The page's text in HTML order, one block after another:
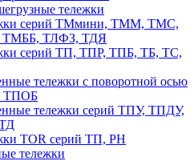
тележки
серий ТМмини, ТММ, ТМС,
ТЛФЗ, ТДЯ
серий ТП, ТПР, ТПБ, ТБ, ТС,
тележки с поворотной осью
ТПОБ
тележки серий ТПУ, ТПДУ,
TOR серий ТП, PH
тележки